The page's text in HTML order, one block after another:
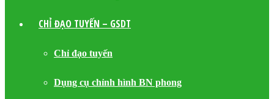
CHỈ ĐẠO TUYẾN – GSDT
Chỉ đạo tuyến
Dụng cụ chỉnh hình BN phong